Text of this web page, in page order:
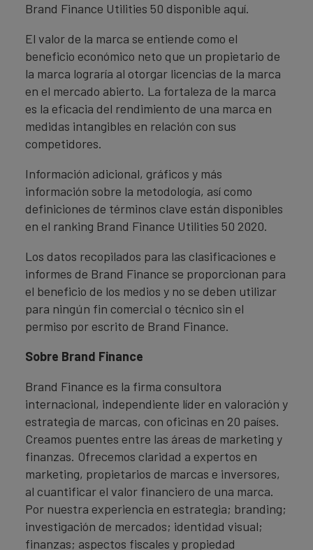
Brand Finance Utilities 50 disponible aquí.
El valor de la marca se entiende como el
beneficio económico neto que un propietario de
la marca lograría al otorgar licencias de la marca
en el mercado abierto. La fortaleza de la marca
es la eficacia del rendimiento de una marca en
medidas intangibles en relación con sus
competidores.
Información adicional, gráficos y más
información sobre la metodología, así como
definiciones de términos clave están disponibles
en el ranking Brand Finance Utilities 50 2020.
Los datos recopilados para las clasificaciones e
informes de Brand Finance se proporcionan para
el beneficio de los medios y no se deben utilizar
para ningún fin comercial o técnico sin el
permiso por escrito de Brand Finance.
Sobre Brand Finance
Brand Finance es la firma consultora
internacional, independiente líder en valoración y
estrategia de marcas, con oficinas en 20 países.
Creamos puentes entre las áreas de marketing y
finanzas. Ofrecemos claridad a expertos en
marketing, propietarios de marcas e inversores,
al cuantificar el valor financiero de una marca.
Por nuestra experiencia en estrategia; branding;
investigación de mercados; identidad visual;
finanzas; aspectos fiscales y propiedad